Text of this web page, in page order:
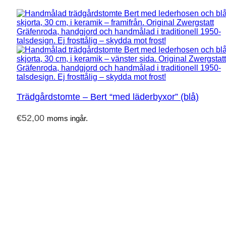
Trädgårdstomte – Bert “med läderbyxor” (blå)
€52,00 moms ingår.